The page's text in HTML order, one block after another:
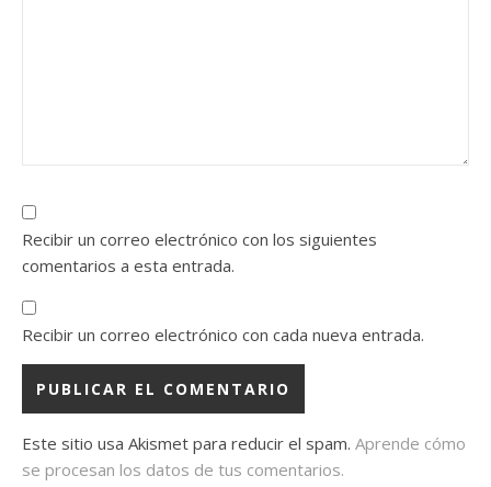
Recibir un correo electrónico con los siguientes
comentarios a esta entrada.
Recibir un correo electrónico con cada nueva entrada.
Este sitio usa Akismet para reducir el spam. Aprende cómo
se procesan los datos de tus comentarios.